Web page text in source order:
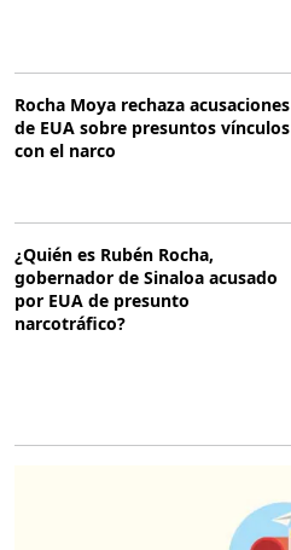
Rocha Moya rechaza acusaciones
de EUA sobre presuntos vínculos
con el narco
¿Quién es Rubén Rocha,
gobernador de Sinaloa acusado
por EUA de presunto
narcotráfico?